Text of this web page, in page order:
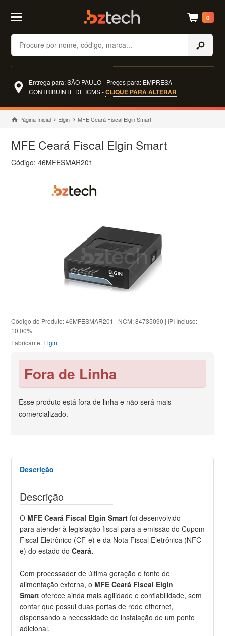
Buscar
0
Entrega para: SÃO PAULO - Preços para: EMPRESA
CONTRIBUINTE DE ICMS -CLIQUE PARA ALTERAR
Página Inicial Elgin MFE Ceará Fiscal Elgin Smart
MFE Ceará Fiscal Elgin Smart
Código: 46MFESMAR201
Código do Produto: 46MFESMAR201 | NCM: 84735090 | IPI Incluso:
10.00%
Fabricante: Elgin
Fora de Linha
Esse produto está fora de linha e não será mais
comercializado.
Descrição
Descrição
O MFE Ceará Fiscal Elgin Smart foi desenvolvido
para atender à legislação fiscal para a emissão do Cupom
Fiscal Eletrônico (CF-e) e da Nota Fiscal Eletrônica (NFC-
e) do estado doCeará.
Com processador de última geração e fonte de
alimentação externa, o MFE Ceará Fiscal Elgin
Smartoferece ainda mais agilidade e confiabilidade, sem
contar que possui duas portas de rede ethernet,
dispensando a necessidade de instalação de um ponto
adicional.